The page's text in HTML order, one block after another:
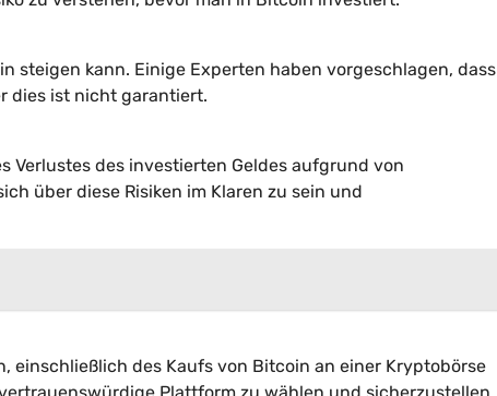
steigen kann. Einige Experten haben vorgeschlagen, dass
dies ist nicht garantiert.
Verlustes des investierten Geldes aufgrund von
über diese Risiken im Klaren zu sein und
einschließlich des Kaufs von Bitcoin an einer Kryptobörse